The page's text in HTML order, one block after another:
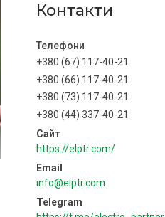
Контакти
+380 (67) 117-40-21
+380 (66) 117-40-21
+380 (73) 117-40-21
+380 (44) 337-40-21
https://elptr.com/
info@elptr.com